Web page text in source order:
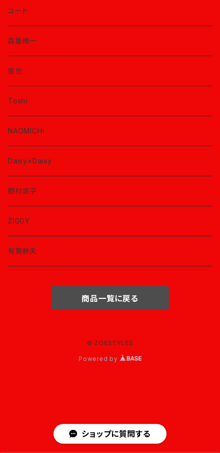
ショップに質問する
コート
森重樹一
宙也
Toshi
NAOMICHI
Daisy×Daisy
野村直子
ZIGGY
有賀幹夫
商品一覧に戻る
© ZOESTYLES
Powered by